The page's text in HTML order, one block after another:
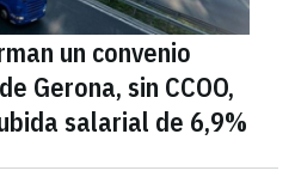
un convenio
Gerona, sin CCOO,
salarial de 6,9%